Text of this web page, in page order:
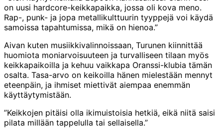
on uusi hardcore-keikkapaikka, jossa oli kova meno.
Rap-, punk- ja jopa metallikulttuurin tyyppejä voi käydä
samoissa tapahtumissa, mikä on hienoa.”
Aivan kuten musiikkivalinnoissaan, Turunen kiinnittää
huomiota moniarvoisuuteen ja turvalliseen tilaan myös
keikkapaikoilla ja kehuu vaikkapa Oranssi-klubia tämän
osalta. Tasa-arvo on keikoilla hänen mielestään mennyt
eteenpäin, ja ihmiset miettivät aiempaa enemmän
käyttäytymistään.
”Keikkojen pitäisi olla ikimuistoisia hetkiä, eikä niitä saisi
pilata millään tappelulla tai sellaisella.”